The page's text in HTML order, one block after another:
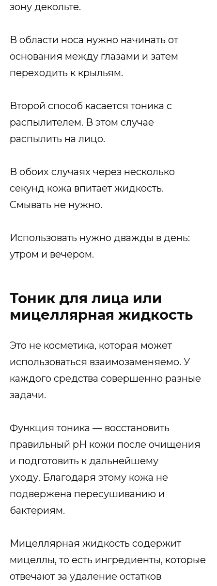
зону декольте.
В области носа нужно начинать от
основания между глазами и затем
переходить к крыльям.
Второй способ касается тоника с
распылителем. В этом случае
распылить на лицо.
В обоих случаях через несколько
секунд кожа впитает жидкость.
Смывать не нужно.
Использовать нужно дважды в день:
утром и вечером.
Тоник для лица или
мицеллярная жидкость
Это не косметика, которая может
использоваться взаимозаменяемо. У
каждого средства совершенно разные
задачи.
Функция тоника — восстановить
правильный рН кожи после очищения
и подготовить к дальнейшему
уходу. Благодаря этому кожа не
подвержена пересушиванию и
бактериям.
Мицеллярная жидкость содержит
мицеллы, то есть ингредиенты, которые
отвечают за удаление остатков